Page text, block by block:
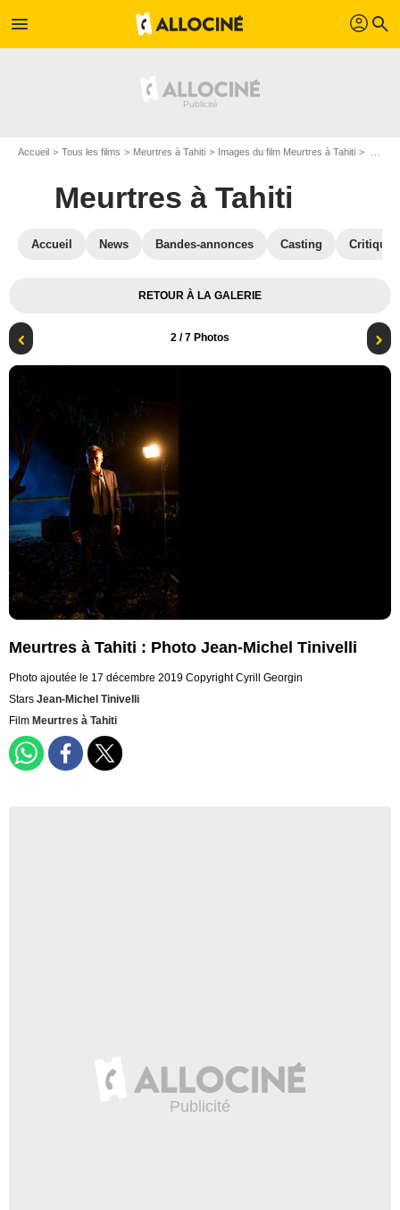
menu profil search
Accueil Tous les films Meurtres à Tahiti Images du film Meurtres à Tahiti
Meurtres à Tahiti
Accueil News Bandes-annonces Casting
RETOUR À LA GALERIE
2 / 7 Photos
Meurtres à Tahiti : Photo Jean-Michel Tinivelli
Photo ajoutée le 17 décembre 2019 Copyright Cyrill Georgin
Stars Jean-Michel Tinivelli
Film Meurtres à Tahiti